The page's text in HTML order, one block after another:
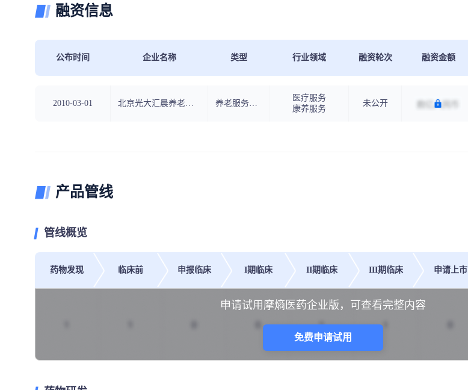
融资信息
公布时间 企业名称 类型 行业领域 融资轮次 融资金额
2010-03-01 北京光大汇晨养老服务有限公司 养老服务集团
医疗服务
康养服务
未公开
产品管线
管线概览
药物发现 临床前 申报临床 I期临床 II期临床 III期临床 申请上市
申请试用摩熵医药企业版，可查看完整内容
免费申请试用